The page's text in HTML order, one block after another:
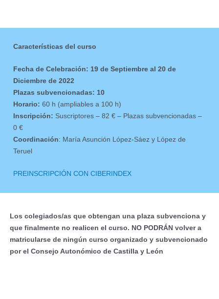
Características del curso
Fecha de Celebración: 19 de Septiembre al 20 de
Diciembre de 2022
Plazas subvencionadas: 10
Horario: 60 h (ampliables a 100 h)
Inscripción: Suscriptores – 82 € – Plazas subvencionadas –
0 €
Coordinación: María Asunción López-Sáez y López de
Teruel
PREINSCRIPCIÓN CON CIBERINDEX
Los colegiados/as que obtengan una plaza subvenciona y
que finalmente no realicen el curso. NO PODRÁN volver a
matricularse de ningún curso organizado y subvencionado
por el Consejo Autonómico de Castilla y León